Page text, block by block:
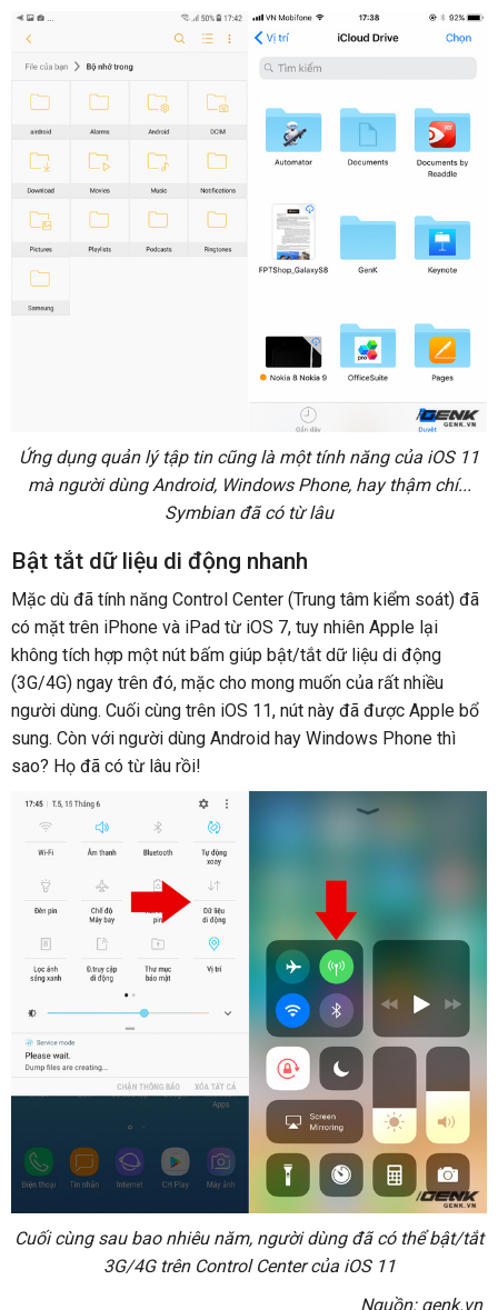
Ứng dụng quản lý tập tin cũng là một tính năng của iOS 11
mà người dùng Android, Windows Phone, hay thậm chí...
Symbian đã có từ lâu
Bật tắt dữ liệu di động nhanh
Mặc dù đã tính năng Control Center (Trung tâm kiểm soát) đã
có mặt trên iPhone và iPad từ iOS 7, tuy nhiên Apple lại
không tích hợp một nút bấm giúp bật/tắt dữ liệu di động
(3G/4G) ngay trên đó, mặc cho mong muốn của rất nhiều
người dùng. Cuối cùng trên iOS 11, nút này đã được Apple bổ
sung. Còn với người dùng Android hay Windows Phone thì
sao? Họ đã có từ lâu rồi!
Cuối cùng sau bao nhiêu năm, người dùng đã có thể bật/tắt
3G/4G trên Control Center của iOS 11
Nguồn: genk.vn